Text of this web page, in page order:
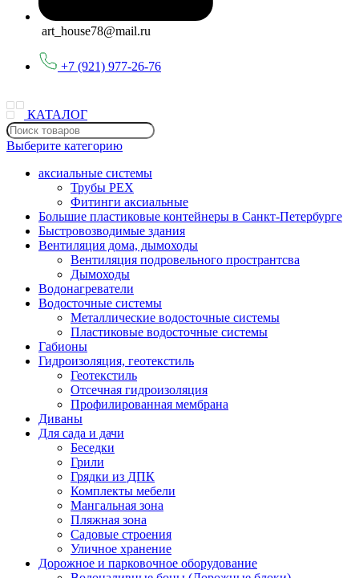
art_house78@mail.ru
+7 (921) 977-26-76
КАТАЛОГ
Выберите категорию
аксиальные системы
Трубы PEX
Фитинги аксиальные
Большие пластиковые контейнеры в Санкт-Петербурге
Быстровозводимые здания
Вентиляция дома, дымоходы
Вентиляция подровельного пространтсва
Дымоходы
Водонагреватели
Водосточные системы
Металлические водосточные системы
Пластиковые водосточные системы
Габионы
Гидроизоляция, геотекстиль
Геотекстиль
Отсечная гидроизоляция
Профилированная мембрана
Диваны
Для сада и дачи
Беседки
Грили
Грядки из ДПК
Комплекты мебели
Мангальная зона
Пляжная зона
Садовые строения
Уличное хранение
Дорожное и парковочное оборудование